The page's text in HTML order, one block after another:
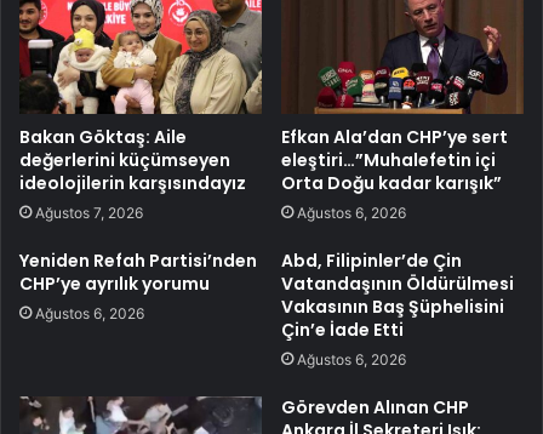
Bakan Göktaş: Aile
değerlerini küçümseyen
ideolojilerin karşısındayız
Ağustos 7, 2026
Efkan Ala’dan CHP’ye sert
eleştiri…”Muhalefetin içi
Orta Doğu kadar karışık”
Ağustos 6, 2026
Yeniden Refah Partisi’nden
CHP’ye ayrılık yorumu
Ağustos 6, 2026
Abd, Filipinler’de Çin
Vatandaşının Öldürülmesi
Vakasının Baş Şüphelisini
Çin’e İade Etti
Ağustos 6, 2026
Görevden Alınan CHP